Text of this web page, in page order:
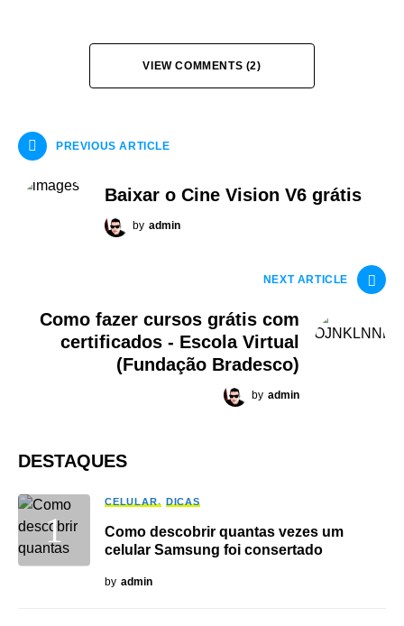
VIEW COMMENTS (2)
PREVIOUS ARTICLE
Baixar o Cine Vision V6 grátis
by admin
NEXT ARTICLE
Como fazer cursos grátis com
certificados - Escola Virtual
(Fundação Bradesco)
by admin
DESTAQUES
CELULAR DICAS
Como descobrir quantas vezes um
celular Samsung foi consertado
by admin